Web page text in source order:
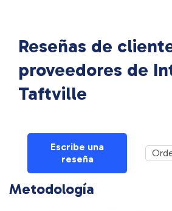
Reseñas de
proveedores de
Taftville
Escribe una
reseña
Metodología